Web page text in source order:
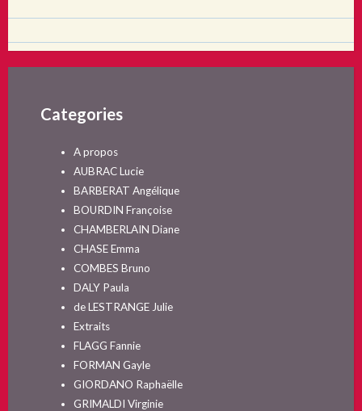
Categories
A propos
AUBRAC Lucie
BARBERAT Angélique
BOURDIN Françoise
CHAMBERLAIN Diane
CHASE Emma
COMBES Bruno
DALY Paula
de LESTRANGE Julie
Extraits
FLAGG Fannie
FORMAN Gayle
GIORDANO Raphaëlle
GRIMALDI Virginie